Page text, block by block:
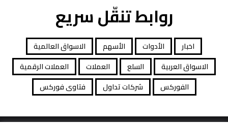
روابط تنقّل سريع
اخبار الأدوات الأسهم
الاسواق العالمية
الاسواق العربية
السلع العملات
العملات الرقمية
الفوركس
شركات تداول فتاوى فوركس